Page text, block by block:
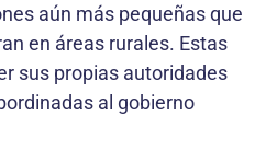
aún más pequeñas que
en áreas rurales. Estas
sus propias autoridades
al gobierno